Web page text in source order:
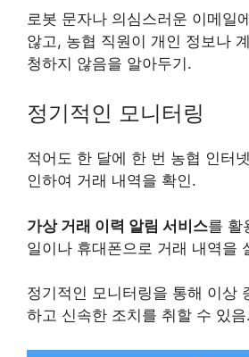
로봇 문자나 의심스러운 이메일
않고, 농협 직원이 개인 정보나
청하지 않음을 알아두기.
정기적인 모니터링
적어도 한 달에 한 번 농협 인터
인하여 거래 내역을 확인.
가상 거래 이력 알림 서비스를 활
일이나 휴대폰으로 거래 내역을
정기적인 모니터링을 통해 이상
하고 신속한 조치를 취할 수 있음.